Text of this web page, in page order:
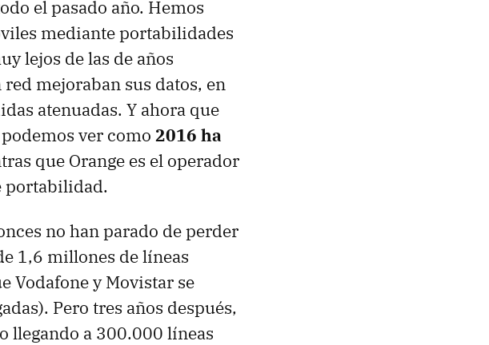
el pasado año. Hemos
mediante portabilidades
lejos de las de años
mejoraban sus datos, en
atenuadas. Y ahora que
ver como 2016 ha
que Orange es el operador
portabilidad.
no han parado de perder
1,6 millones de líneas
Vodafone y Movistar se
Pero tres años después,
llegando a 300.000 líneas